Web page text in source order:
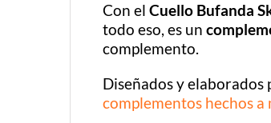
Con el Cuello Bufanda
todo eso, es un
complemento.
Diseñados y elaborados
complementos hechos a